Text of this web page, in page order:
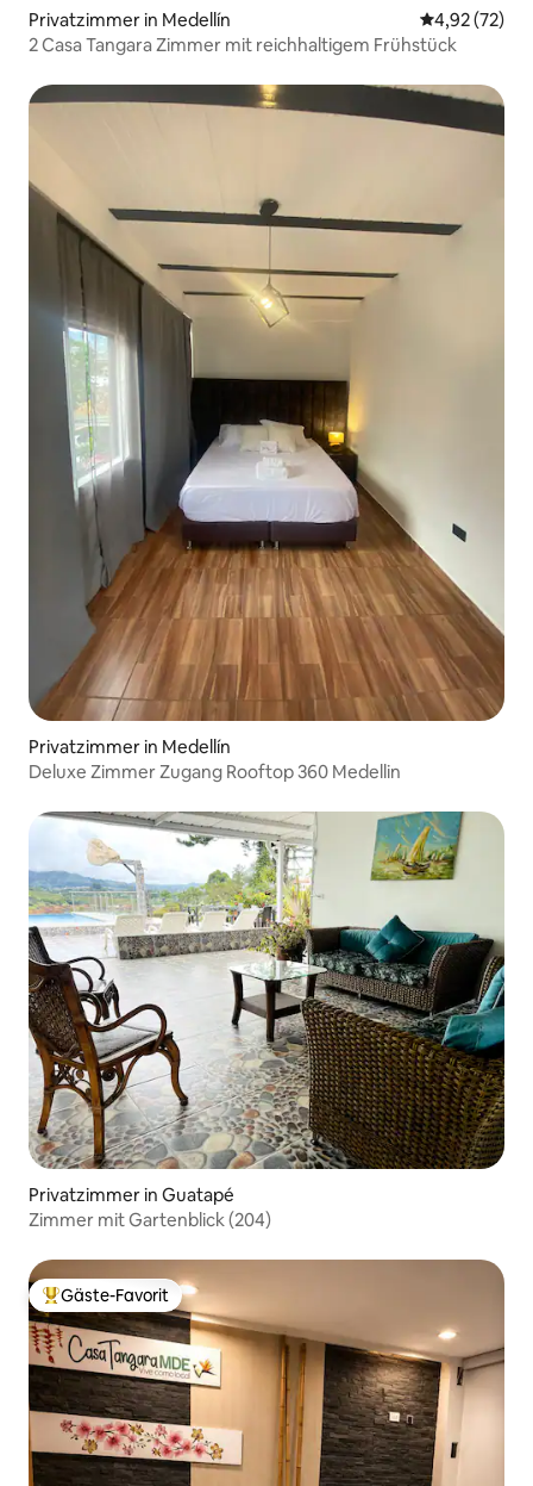
Privatzimmer in Medellín
4,92 (72)
2 Casa Tangara Zimmer mit reichhaltigem Frühstück
Privatzimmer in Medellín
Deluxe Zimmer Zugang Rooftop 360 Medellin
Privatzimmer in Guatapé
Zimmer mit Gartenblick (204)
Beliebter Gäste-Favorit.
Gäste-Favorit